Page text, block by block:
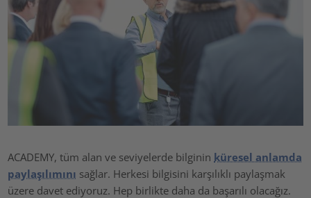
ACADEMY, tüm alan ve seviyelerde bilginin küresel anlamda
paylaşılımını sağlar. Herkesi bilgisini karşılıklı paylaşmak
üzere davet ediyoruz. Hep birlikte daha da başarılı olacağız.